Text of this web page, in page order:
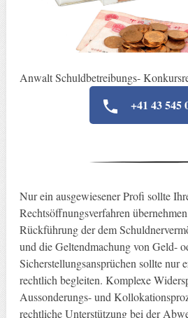
Anwalt Schuldbetreibungs-
+41 43 545
Nur ein ausgewiesener Profi sollte
Rechtsöffnungsverfahren
Rückführung der dem
und die Geltendmachung von Geld-
Sicherstellungsansprüchen sollte nur
rechtlich begleiten. Komplexe
Aussonderungs- und
rechtliche Unterstützung bei der